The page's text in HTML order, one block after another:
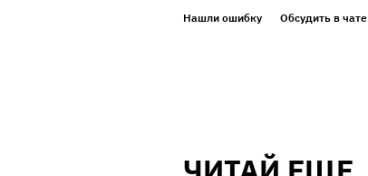
Нашли ошибку Обсудить в чате